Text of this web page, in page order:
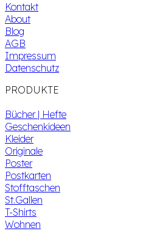
Kontakt
About
Blog
AGB
Impressum
Datenschutz
PRODUKTE
Bücher | Hefte
Geschenkideen
Kleider
Originale
Poster
Postkarten
Stofftaschen
St.Gallen
T-Shirts
Wohnen